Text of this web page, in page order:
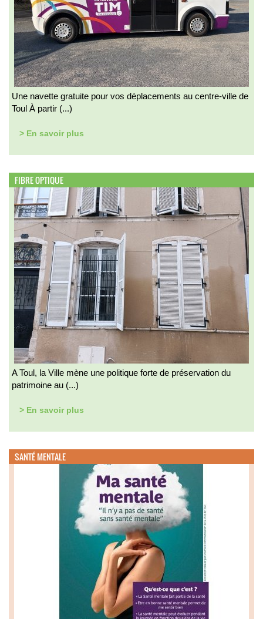
Une navette gratuite pour vos déplacements au centre-ville de
Toul À partir (...)
> En savoir plus
FIBRE OPTIQUE
A Toul, la Ville mène une politique forte de préservation du
patrimoine au (...)
> En savoir plus
SANTÉ MENTALE